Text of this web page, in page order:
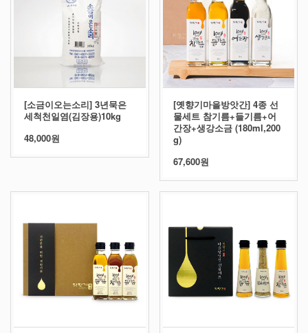
[소금이오는소리] 3년묵은
세척천일염(김장용)10kg
48,000원
[옛향기마을방앗간] 4종 선
물세트 참기름+들기름+어
간장+생강소금 (180ml,200
g)
67,600원